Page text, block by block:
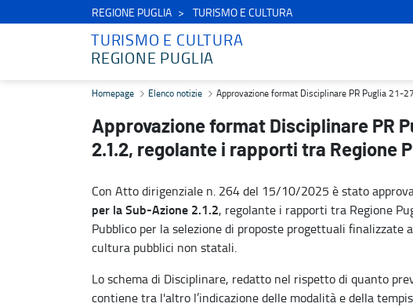
REGIONE PUGLIA TURISMO E CULTURA
TURISMO E CULTURA
REGIONE PUGLIA
Approvazione format Disciplinare PR Puglia 21-27 per la Sub-Azione 2.1.2,
Homepage Elenco notizie Approvazione format Disciplinare PR Puglia 21-
Approvazione format Disciplinare PR
2.1.2, regolante i rapporti tra Regione
Con Atto dirigenziale n. 264 del 15/10/2025 è stato
per la Sub-Azione 2.1.2, regolante i rapporti tra Regione
Pubblico per la selezione di proposte progettuali finalizzate
cultura pubblici non statali.
Lo schema di Disciplinare, redatto nel rispetto di quanto
contiene tra l'altro l’indicazione delle modalità e della